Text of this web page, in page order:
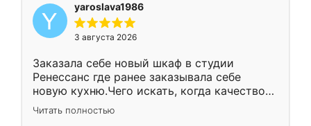
yaroslava1986
3 августа 2026
Заказала себе новый шкаф в студии
Ренессанс где ранее заказывала себе
новую кухню.Чего искать, когда качеством
вполне довольна. Служит кухня уже почти
два года, нареканий нет.
Читать полностью